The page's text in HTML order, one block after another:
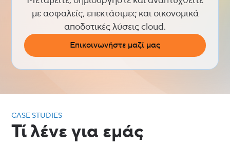
με ασφαλείς, επεκτάσιμες και οικονομικά
αποδοτικές λύσεις cloud.
Επικοινωνήστε μαζί μας
CАSE STUDIES
Τί λένε για εμάς